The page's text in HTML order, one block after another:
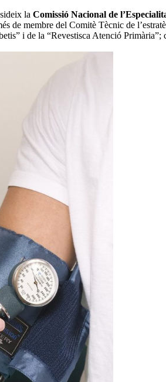
la Comissió Nacional de
de membre del Comitè Tècnic de
i de la “Revestisca Atenció